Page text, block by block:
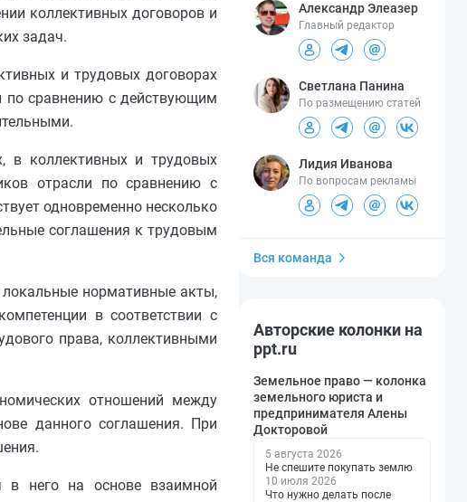
коллективных договоров и
задач.
и трудовых договорах
по сравнению с действующим
в коллективных и трудовых
отрасли по сравнению с
одновременно несколько
соглашения к трудовым
локальные нормативные акты,
в соответствии с
права, коллективными
отношений между
данного соглашения. При
в него на основе взаимной
Александр Элеазер
Главный редактор
Светлана Панина
По размещению статей
Лидия Иванова
По вопросам рекламы
Вся команда
Авторские колонки на
ppt.ru
Земельное право — колонка
земельного юриста и
предпринимателя Алены
Докторовой
5 августа 2026
Не спешите покупать землю
10 июля 2026
Что нужно делать после